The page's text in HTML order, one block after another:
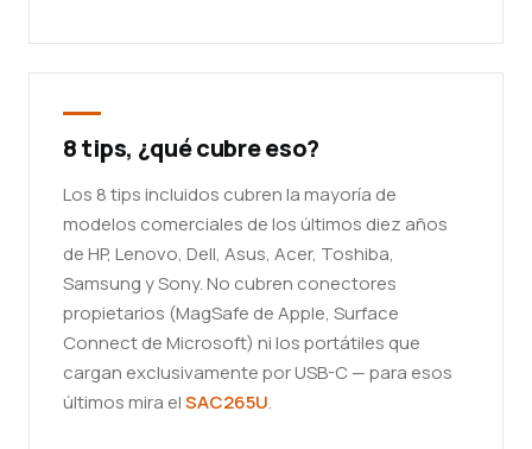
8 tips, ¿qué cubre eso?
Los 8 tips incluidos cubren la mayoría de
modelos comerciales de los últimos diez años
de HP, Lenovo, Dell, Asus, Acer, Toshiba,
Samsung y Sony. No cubren conectores
propietarios (MagSafe de Apple, Surface
Connect de Microsoft) ni los portátiles que
cargan exclusivamente por USB-C — para esos
últimos mira elSAC265U.